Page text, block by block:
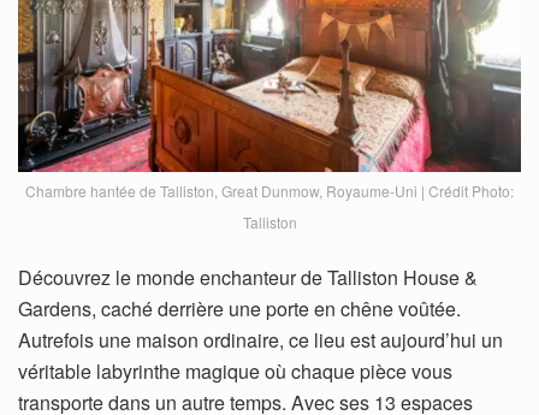
Chambre hantée de Talliston, Great Dunmow, Royaume-Uni | Crédit Photo:
Talliston
Découvrez le monde enchanteur de Talliston House &
Gardens, caché derrière une porte en chêne voûtée.
Autrefois une maison ordinaire, ce lieu est aujourd’hui un
véritable labyrinthe magique où chaque pièce vous
transporte dans un autre temps. Avec ses 13 espaces